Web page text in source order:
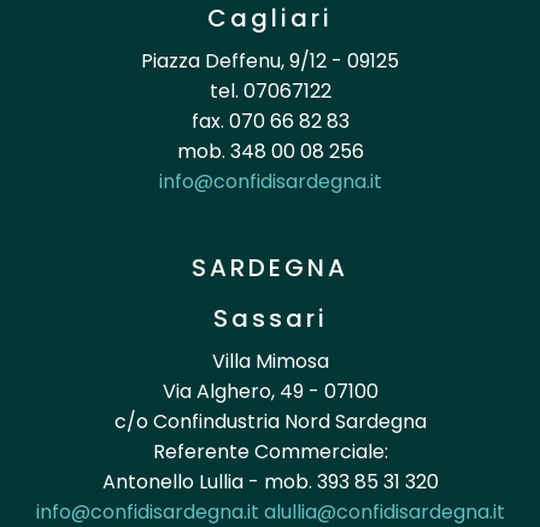
Cagliari
Piazza Deffenu, 9/12 - 09125
tel. 07067122
fax. 070 66 82 83
mob. 348 00 08 256
info@confidisardegna.it
SARDEGNA
Sassari
Villa Mimosa
Via Alghero, 49 - 07100
c/o Confindustria Nord Sardegna
Referente Commerciale:
Antonello Lullia - mob. 393 85 31 320
info@confidisardegna.it alullia@confidisardegna.it